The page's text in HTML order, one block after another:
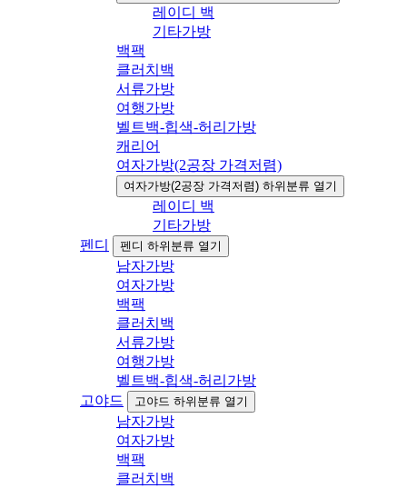
레이디 백
기타가방
백팩
클러치백
서류가방
여행가방
벨트백-힙색-허리가방
캐리어
여자가방(2공장 가격저렴)
여자가방(2공장 가격저렴) 하위분류 열기
레이디 백
기타가방
펜디
펜디 하위분류 열기
남자가방
여자가방
백팩
클러치백
서류가방
여행가방
벨트백-힙색-허리가방
고야드
고야드 하위분류 열기
남자가방
여자가방
백팩
클러치백